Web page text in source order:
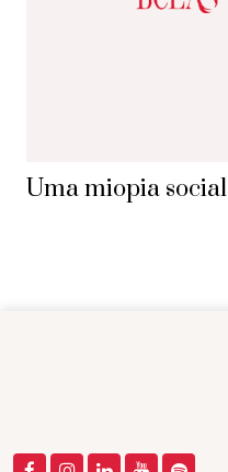
Uma miopia social